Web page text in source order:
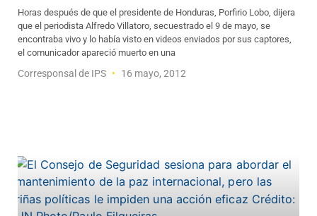
Horas después de que el presidente de Honduras, Porfirio Lobo, dijera
que el periodista Alfredo Villatoro, secuestrado el 9 de mayo, se
encontraba vivo y lo había visto en videos enviados por sus captores,
el comunicador apareció muerto en una
Corresponsal de IPS 16 mayo, 2012